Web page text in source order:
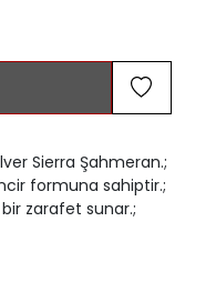
Sierra Şahmeran.;
formuna sahiptir.;
zarafet sunar.;